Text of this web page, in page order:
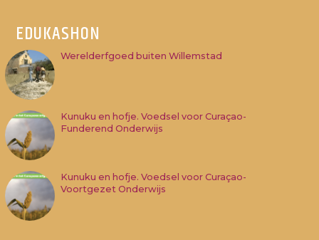
EDUKASHON
Werelderfgoed buiten Willemstad
Kunuku en hofje. Voedsel voor Curaçao-
Funderend Onderwijs
Kunuku en hofje. Voedsel voor Curaçao-
Voortgezet Onderwijs